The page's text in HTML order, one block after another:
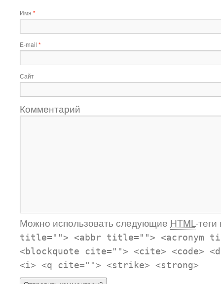
Имя *
E-mail *
Сайт
Комментарий
Можно использовать следующие HTML-
title=""> <abbr title=""> <acronym
<blockquote cite=""> <cite> <code>
<i> <q cite=""> <strike> <strong>